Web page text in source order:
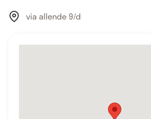
via allende 9/d